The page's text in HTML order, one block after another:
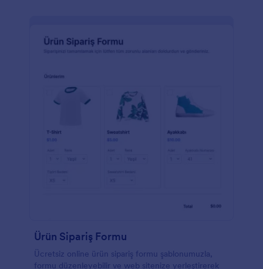
Ürün Sipariş Formu
Ücretsiz online ürün sipariş formu şablonumuzla,
formu düzenleyebilir ve web sitenize yerleştirerek